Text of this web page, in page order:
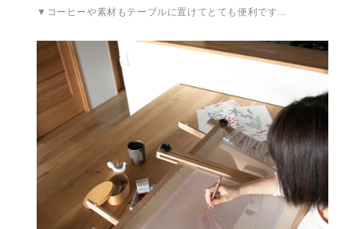
▼コーヒーや素材もテーブルに置けてとても便利です…